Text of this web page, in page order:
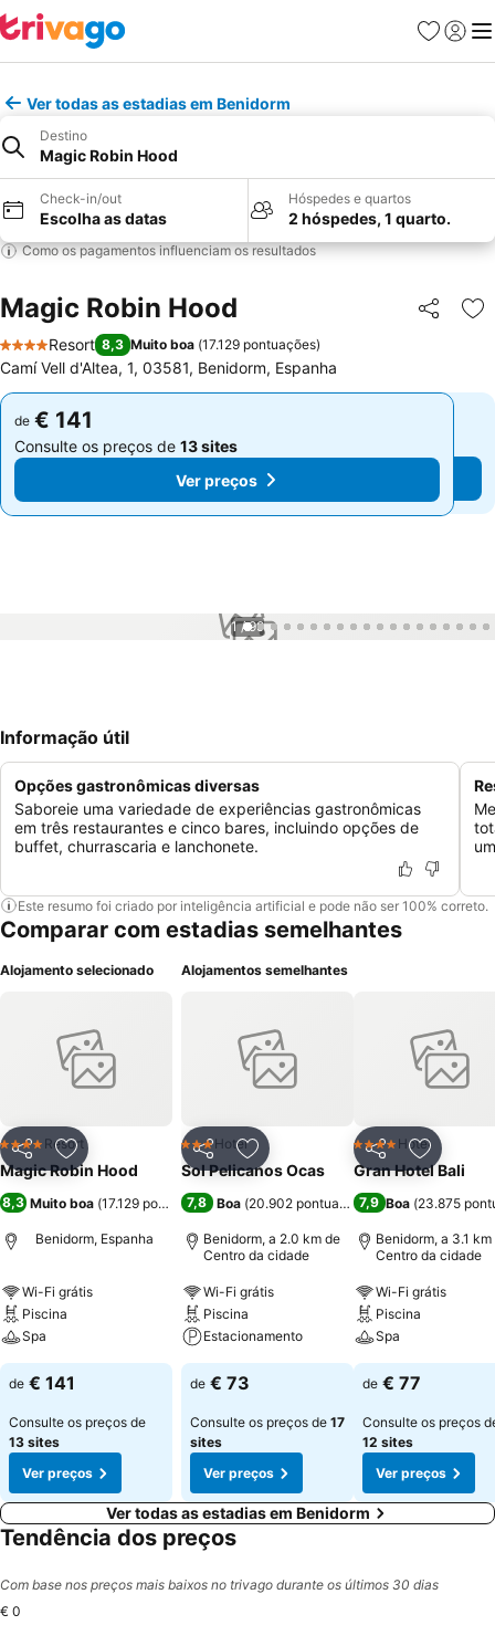
Favoritos
Iniciar
Ver todas as estadias em Benidorm
Destino
Magic Robin Hood
Check-in/out
Escolha as datas
Hóspedes e quartos
2 hóspedes, 1 quarto.
Como os pagamentos influenciam os resultados
Magic Robin Hood Partilhar
4 Estrelas
Resort 8,3 Muito boa (17.129 pontuações)
Camí Vell d'Altea, 1, 03581, Benidorm, Espanha
de € 141
Consulte os preços de 13 sites
Ver preços
de € 141
Consulte os preços de 13 sites
Ver preços
1 / 99
Informação útil
Opções gastronômicas diversas
Saboreie uma variedade de experiências gastronômicas
em três restaurantes e cinco bares, incluindo opções de
buffet, churrascaria e lanchonete.
Este resumo foi criado por inteligência artificial e pode não ser 100% correto.
Comparar com estadias semelhantes
Alojamento selecionado
PartilharAdicionar aos favoritos
4 EstrelasResort
Magic Robin Hood
8,3 Muito boa (17.129 pontuações )
Benidorm, Espanha
Wi-Fi grátis
Piscina
Spa
de € 141
Consulte os preços de
13 sites
Ver preços
Alojamentos semelhantes
PartilharAdicionar aos favoritos
3 Estrelas
Hotel
Sol Pelicanos Ocas
7,8 Boa (20.902 pontuações)
Benidorm, a 2.0 km de
Centro da cidade
Wi-Fi grátis
Piscina
Estacionamento
de € 73
Consulte os preços de 17
sites
Ver preços
Partilhar
4 EstrelasHotel
Gran Hotel Bali
7,9 Boa (23.875
Benidorm, a 3.1 km
Centro da cidade
Wi-Fi grátis
Piscina
Spa
de € 77
Consulte os preços
12 sites
Ver preços
Ver todas as estadias em Benidorm
Tendência dos preços
Com base nos preços mais baixos no trivago durante os últimos 30 dias
€ 0